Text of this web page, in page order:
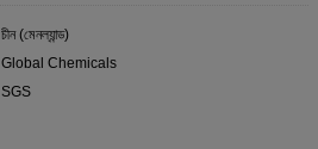
চীন (মেনল্যান্ড)
Global Chemicals
SGS